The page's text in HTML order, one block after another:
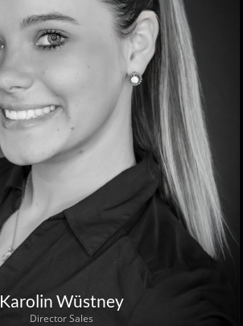
Karolin Wüstney
Director Sales